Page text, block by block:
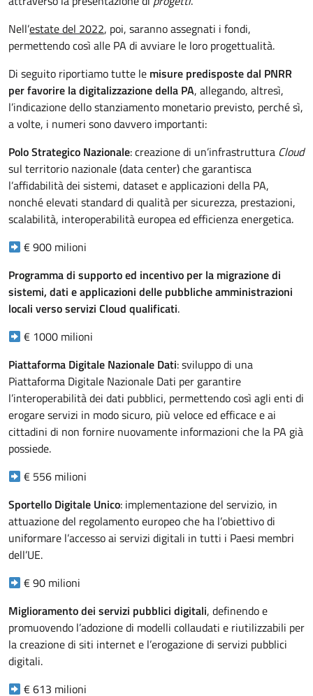
Nell’estate del 2022, poi, saranno assegnati i fondi,
permettendo così alle PA di avviare le loro progettualità.
Di seguito riportiamo tutte le misure predisposte dal PNRR
per favorire la digitalizzazione della PA, allegando, altresì,
l’indicazione dello stanziamento monetario previsto, perché sì,
a volte, i numeri sono davvero importanti:
Polo Strategico Nazionale: creazione di un’infrastruttura Cloud
sul territorio nazionale (data center) che garantisca
l’affidabilità dei sistemi, dataset e applicazioni della PA,
nonché elevati standard di qualità per sicurezza, prestazioni,
scalabilità, interoperabilità europea ed efficienza energetica.
€ 900 milioni
Programma di supporto ed incentivo per la migrazione di
sistemi, dati e applicazioni delle pubbliche amministrazioni
locali verso servizi Cloud qualificati.
€ 1000 milioni
Piattaforma Digitale Nazionale Dati: sviluppo di una
Piattaforma Digitale Nazionale Dati per garantire
l’interoperabilità dei dati pubblici, permettendo così agli enti di
erogare servizi in modo sicuro, più veloce ed efficace e ai
cittadini di non fornire nuovamente informazioni che la PA già
possiede.
€ 556 milioni
Sportello Digitale Unico: implementazione del servizio, in
attuazione del regolamento europeo che ha l’obiettivo di
uniformare l’accesso ai servizi digitali in tutti i Paesi membri
dell’UE.
€ 90 milioni
Miglioramento dei servizi pubblici digitali, definendo e
promuovendo l’adozione di modelli collaudati e riutilizzabili per
la creazione di siti internet e l’erogazione di servizi pubblici
digitali.
€ 613 milioni